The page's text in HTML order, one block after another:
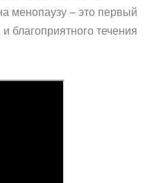
менопаузу – это первый
благоприятного течения